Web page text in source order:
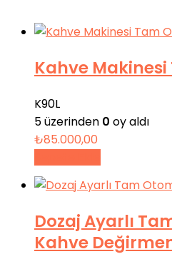
Kahve
K90L
5 üzerinden 0 oy aldı
₺85.000,00
Dozaj Ayarlı
Kahve